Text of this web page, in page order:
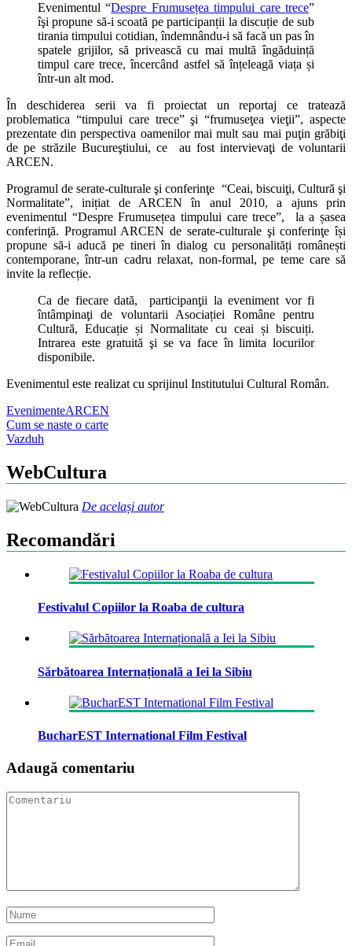
Evenimentul “Despre Frumusețea timpului care trece”
îşi propune să-i scoată pe participanții la discuție de sub
tirania timpului cotidian, îndemnându-i să facă un pas în
spatele grijilor, să privească cu mai multă îngăduință
timpul care trece, încercând astfel să înțeleagă viața și
într-un alt mod.
În deschiderea serii va fi proiectat un reportaj ce tratează
problematica “timpului care trece” şi “frumuseţea vieţii”, aspecte
prezentate din perspectiva oamenilor mai mult sau mai puţin grăbiţi
de pe străzile Bucureştiului, ce au fost intervievaţi de voluntarii
ARCEN.
Programul de serate-culturale şi conferinţe “Ceai, biscuiţi, Cultură şi
Normalitate”, inițiat de ARCEN în anul 2010, a ajuns prin
evenimentul “Despre Frumusețea timpului care trece”, la a șasea
conferinţă. Programul ARCEN de serate-culturale şi conferinţe își
propune să-i aducă pe tineri în dialog cu personalități românești
contemporane, într-un cadru relaxat, non-formal, pe teme care să
invite la reflecție.
Ca de fiecare dată, participanţii la eveniment vor fi
întâmpinaţi de voluntarii Asociației Române pentru
Cultură, Educație și Normalitate cu ceai și biscuiți.
Intrarea este gratuită şi se va face în limita locurilor
disponibile.
Evenimentul este realizat cu sprijinul Institutului Cultural Român.
EvenimenteARCEN
Post
navigation
Cum se naste o carte
Vazduh
WebCultura
De același autor
Recomandări
Festivalul Copiilor la Roaba de cultura
Sărbătoarea Internațională a Iei la Sibiu
BucharEST International Film Festival
Adaugă comentariu